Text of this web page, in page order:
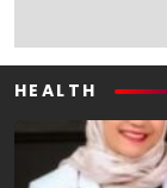
HEALTH